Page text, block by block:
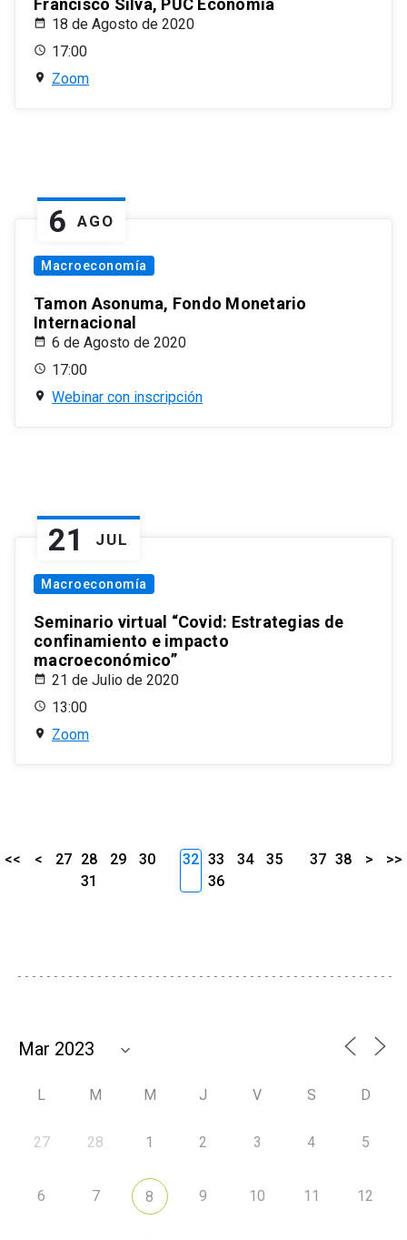
Francisco Silva, PUC Economía
18 de Agosto de 2020
17:00
Zoom
6 AGO
Macroeconomía
Tamon Asonuma, Fondo Monetario
Internacional
6 de Agosto de 2020
17:00
Webinar con inscripción
21 JUL
Macroeconomía
Seminario virtual “Covid: Estrategias de
confinamiento e impacto
macroeconómico”
21 de Julio de 2020
13:00
Zoom
<< < 27 28 29
30
31
32 33 34
35
36
37 38 > >>
L M M J V S D
27 28 1 2 3 4 5
6 7 8 9 10 11 12